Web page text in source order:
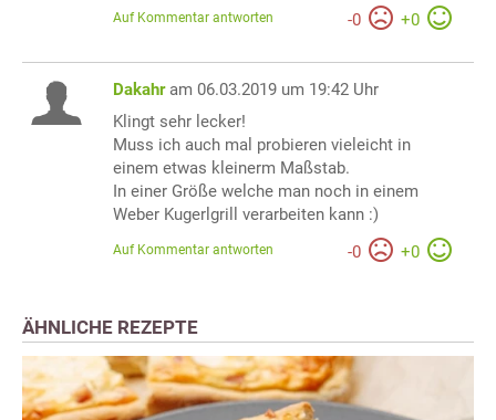
-0 +0
Auf Kommentar antworten
Dakahr am 06.03.2019 um 19:42 Uhr
Klingt sehr lecker!
Muss ich auch mal probieren vieleicht in
einem etwas kleinerm Maßstab.
In einer Größe welche man noch in einem
Weber Kugerlgrill verarbeiten kann :)
-0 +0
Auf Kommentar antworten
ÄHNLICHE REZEPTE